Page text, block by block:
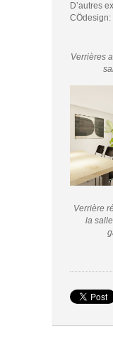
D’autres
CÖdesign:
Verrières
Verrière
la